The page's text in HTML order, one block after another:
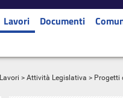
Lavori Documenti
Lavori > Attività Legislativa > Progetti